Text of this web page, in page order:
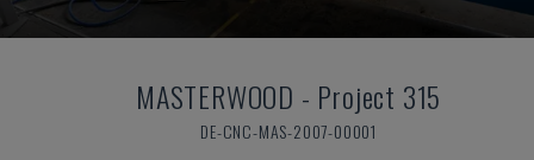
MASTERWOOD - Project 315
DE-CNC-MAS-2007-00001